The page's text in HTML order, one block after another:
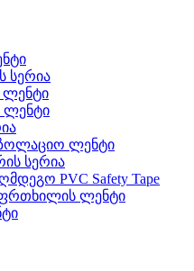
სერია
ლენტი
ლენტი
ლენტი
სერია
PVC Safety Tape
ლენტი